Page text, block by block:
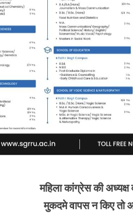
महिला कांग्रेस की
मुकदमे वापस न किए तो